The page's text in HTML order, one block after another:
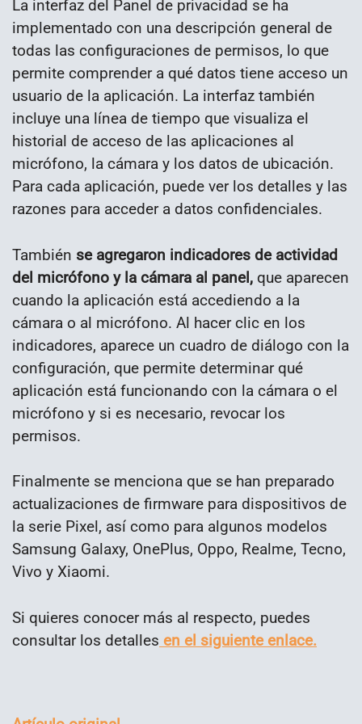
La interfaz del Panel de privacidad se ha
implementado con una descripción general de
todas las configuraciones de permisos, lo que
permite comprender a qué datos tiene acceso un
usuario de la aplicación. La interfaz también
incluye una línea de tiempo que visualiza el
historial de acceso de las aplicaciones al
micrófono, la cámara y los datos de ubicación.
Para cada aplicación, puede ver los detalles y las
razones para acceder a datos confidenciales.
También se agregaron indicadores de actividad
del micrófono y la cámara al panel, que aparecen
cuando la aplicación está accediendo a la
cámara o al micrófono. Al hacer clic en los
indicadores, aparece un cuadro de diálogo con la
configuración, que permite determinar qué
aplicación está funcionando con la cámara o el
micrófono y si es necesario, revocar los
permisos.
Finalmente se menciona que se han preparado
actualizaciones de firmware para dispositivos de
la serie Pixel, así como para algunos modelos
Samsung Galaxy, OnePlus, Oppo, Realme, Tecno,
Vivo y Xiaomi.
Si quieres conocer más al respecto, puedes
consultar los detalles en el siguiente enlace.